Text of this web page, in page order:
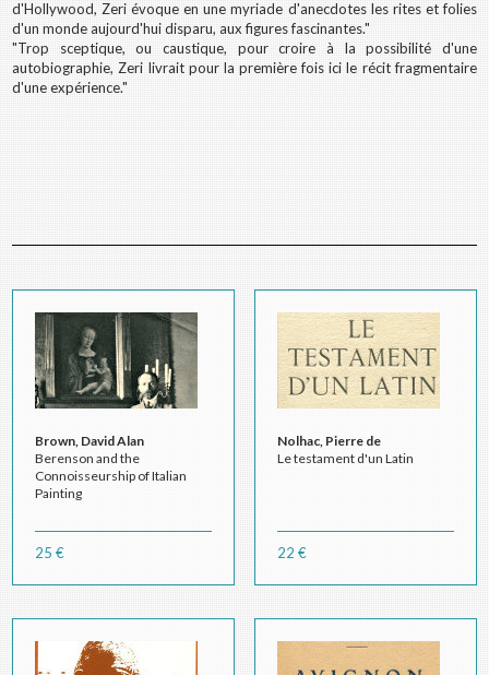
d'Hollywood, Zeri évoque en une myriade d'anecdotes les rites et folies
d'un monde aujourd'hui disparu, aux figures fascinantes."
"Trop sceptique, ou caustique, pour croire à la possibilité d'une
autobiographie, Zeri livrait pour la première fois ici le récit fragmentaire
d'une expérience."
Brown, David Alan
Berenson and the
Connoisseurship of Italian
Painting
25 €
Nolhac, Pierre de
Le testament d'un Latin
22 €